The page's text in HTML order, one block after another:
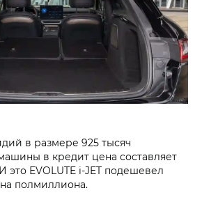
в размере 925 тысяч
в кредит цена составляет
это EVOLUTE i‑JET подешевел
полмиллиона.